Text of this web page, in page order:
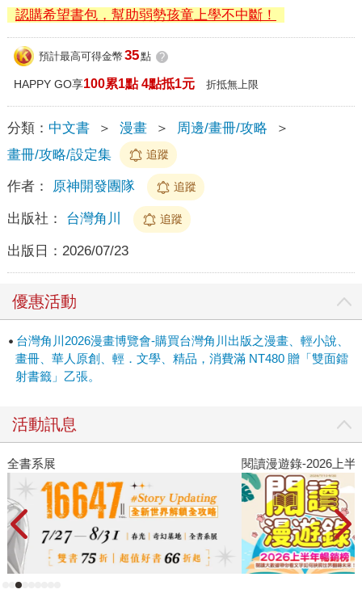
認購希望書包，幫助弱勢孩童上學不中斷！
預計最高可得金幣 35點 ?
HAPPY GO享100累1點 4點抵1元 折抵無上限
分類： 中文書 ＞ 漫畫 ＞ 周邊/畫冊/攻略
＞
畫冊/攻略/設定集
追蹤
作者： 原神開發團隊 追蹤
出版社： 台灣角川 追蹤
出版日： 2026/07/23
優惠活動
台灣角川2026漫畫博覽會-購買台灣角川出版之漫畫、輕小說、
畫冊、華人原創、輕．文學、精品，消費滿 NT480 贈「雙面鐳
射書籤」乙張。
活動訊息
閱讀漫遊錄-2026上半年暢銷榜